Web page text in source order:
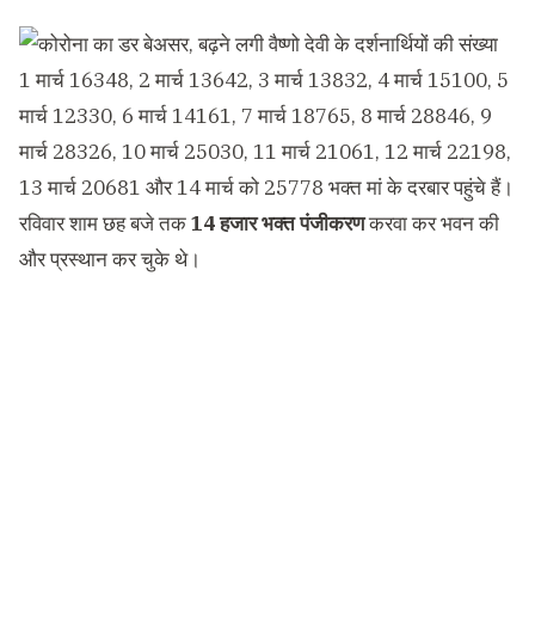
1 मार्च 16348, 2 मार्च 13642, 3 मार्च 13832, 4 मार्च 15100, 5
मार्च 12330, 6 मार्च 14161, 7 मार्च 18765, 8 मार्च 28846, 9
मार्च 28326, 10 मार्च 25030, 11 मार्च 21061, 12 मार्च 22198,
13 मार्च 20681 और 14 मार्च को 25778 भक्त मां के दरबार पहुंचे हैं।
रविवार शाम छह बजे तक14 हजार भक्त पंजीकरणकरवा कर भवन की
और प्रस्थान कर चुके थे।